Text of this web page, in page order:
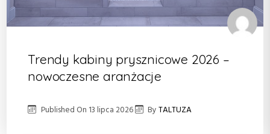
Trendy kabiny prysznicowe 2026 –
nowoczesne aranżacje
Published On 13 lipca 2026 ByTALTUZA